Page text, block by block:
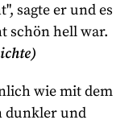
sagte er und es
schön hell war.
wie mit dem
dunkler und